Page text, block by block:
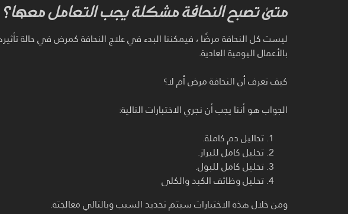
متى تصبح النحافة مشكلة يجب التعامل معها؟
ليست كل النحافة مرضًا ، فيمكننا البدء في علاج النحافة كمرض في حالة
بالأعمال اليومية العادية.
كيف تعرف أن النحافة مرض أم لا؟
الجواب هو أننا يجب أن نجري الاختبارات التالية:
تحاليل دم كاملة.
تحليل كامل للبراز.
تحليل كامل للبول.
تحليل وظائف الكبد والكلى
ومن خلال هذه الاختبارات سيتم تحديد السبب وبالتالي معالجته.